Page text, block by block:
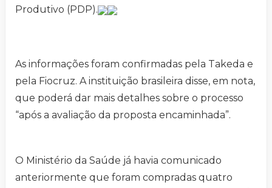
Produtivo (PDP).
As informações foram confirmadas pela Takeda e
pela Fiocruz. A instituição brasileira disse, em nota,
que poderá dar mais detalhes sobre o processo
“após a avaliação da proposta encaminhada”.
O Ministério da Saúde já havia comunicado
anteriormente que foram compradas quatro